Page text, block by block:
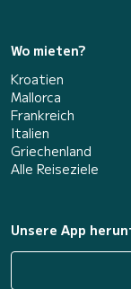
Wo mieten?
Kroatien
Mallorca
Frankreich
Italien
Griechenland
Alle Reiseziele
Unsere App